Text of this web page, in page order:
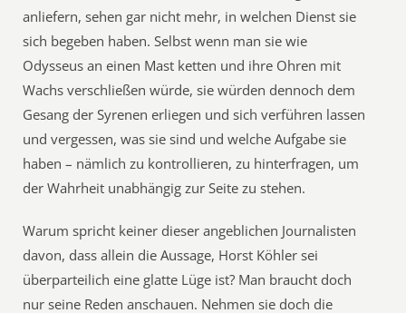
anliefern, sehen gar nicht mehr, in welchen Dienst sie
sich begeben haben. Selbst wenn man sie wie
Odysseus an einen Mast ketten und ihre Ohren mit
Wachs verschließen würde, sie würden dennoch dem
Gesang der Syrenen erliegen und sich verführen lassen
und vergessen, was sie sind und welche Aufgabe sie
haben – nämlich zu kontrollieren, zu hinterfragen, um
der Wahrheit unabhängig zur Seite zu stehen.
Warum spricht keiner dieser angeblichen Journalisten
davon, dass allein die Aussage, Horst Köhler sei
überparteilich eine glatte Lüge ist? Man braucht doch
nur seine Reden anschauen. Nehmen sie doch die